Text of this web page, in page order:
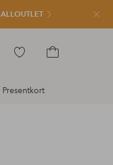
ALLOUTLET
Gå
produkter
Presentkort